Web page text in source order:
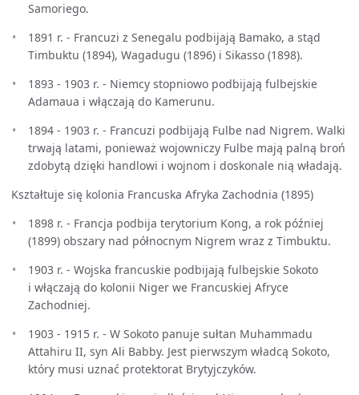
Samoriego.
1891 r. - Francuzi z Senegalu podbijają Bamako, a stąd
Timbuktu (1894), Wagadugu (1896) i Sikasso (1898).
1893 - 1903 r. - Niemcy stopniowo podbijają fulbejskie
Adamaua i włączają do Kamerunu.
1894 - 1903 r. - Francuzi podbijają Fulbe nad Nigrem. Walki
trwają latami, ponieważ wojowniczy Fulbe mają palną broń
zdobytą dzięki handlowi i wojnom i doskonale nią władają.
Kształtuje się kolonia Francuska Afryka Zachodnia (1895)
1898 r. - Francja podbija terytorium Kong, a rok później
(1899) obszary nad północnym Nigrem wraz z Timbuktu.
1903 r. - Wojska francuskie podbijają fulbejskie Sokoto
i włączają do kolonii Niger we Francuskiej Afryce
Zachodniej.
1903 - 1915 r. - W Sokoto panuje sułtan Muhammadu
Attahiru II, syn Ali Babby. Jest pierwszym władcą Sokoto,
który musi uznać protektorat Brytyjczyków.